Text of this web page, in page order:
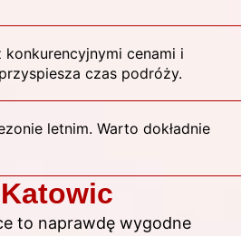
cenami i
czas podróży.
letnim. Warto dokładnie
to naprawdę wygodne